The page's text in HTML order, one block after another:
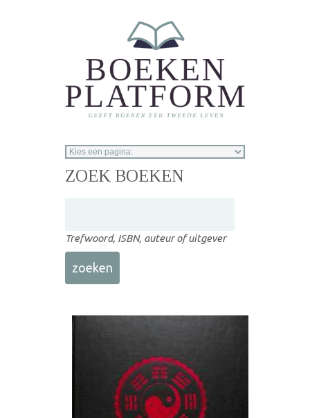
ZOEK BOEKEN
Trefwoord, ISBN, auteur of uitgever